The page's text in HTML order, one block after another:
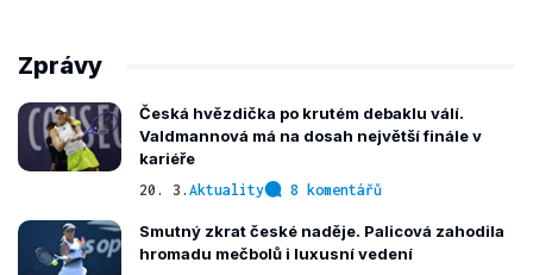
Zprávy
Česká hvězdička po krutém debaklu válí.
Valdmannová má na dosah největší finále v
kariéře
20. 3. Aktuality 8 komentářů
Smutný zkrat české naděje. Palicová zahodila
hromadu mečbolů i luxusní vedení